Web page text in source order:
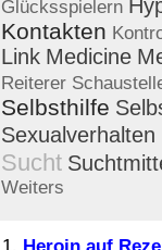
Glücksspielern
Kontakten
Link Medicine
Reiterer
Selbsthilfe
Sexualverhalten
Sucht
Weiters